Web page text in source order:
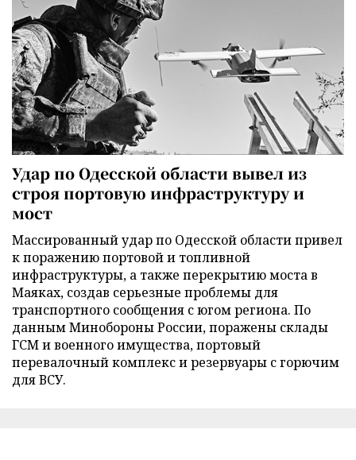
Удар по Одесской области вывел из
строя портовую инфраструктуру и
мост
Массированный удар по Одесской области привел
к поражению портовой и топливной
инфраструктуры, а также перекрытию моста в
Маяках, создав серьезные проблемы для
транспортного сообщения с югом региона. По
данным Минобороны России, поражены склады
ГСМ и военного имущества, портовый
перевалочный комплекс и резервуары с горючим
для ВСУ.